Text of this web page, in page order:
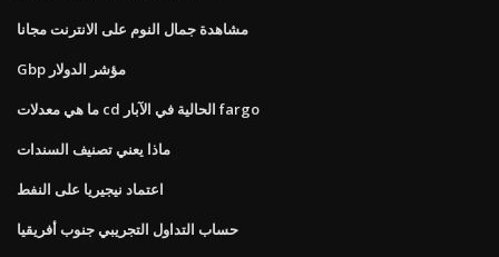
مشاهدة جمال النوم على الانترنت مجانا
Gbp مؤشر الدولار
ما هي معدلات cd الحالية في الآبار fargo
ماذا يعني تصنيف السندات
اعتماد نيجيريا على النفط
حساب التداول التجريبي جنوب أفريقيا